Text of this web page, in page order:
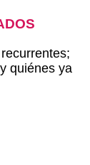
quiénes ya